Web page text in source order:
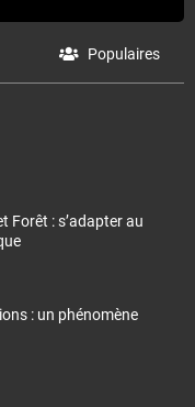
Populaires
Forêt : s’adapter au
: un phénomène